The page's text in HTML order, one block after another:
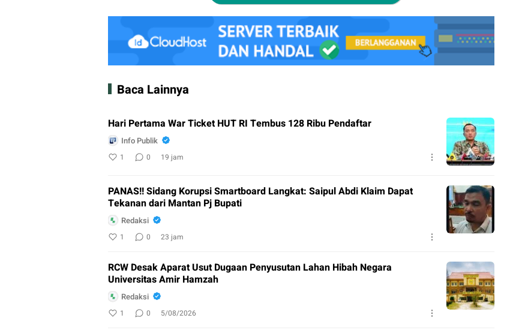
Baca Lainnya
Hari Pertama War Ticket HUT RI Tembus 128 Ribu Pendaftar
Info Publik
1 0 19 jam
PANAS!! Sidang Korupsi Smartboard Langkat: Saipul Abdi Klaim Dapat
Tekanan dari Mantan Pj Bupati
Redaksi
1 0 23 jam
RCW Desak Aparat Usut Dugaan Penyusutan Lahan Hibah Negara
Universitas Amir Hamzah
Redaksi
1 0 5/08/2026